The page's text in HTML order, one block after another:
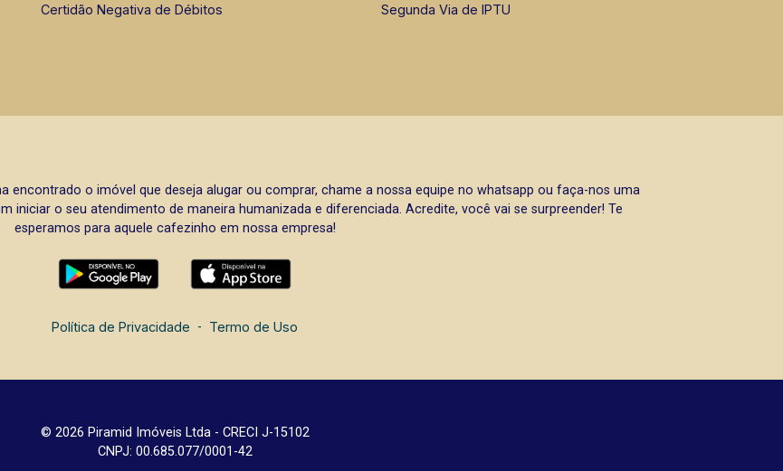
Certidão Negativa de Débitos
Segunda Via de IPTU
encontrado o imóvel que deseja alugar ou comprar, chame a nossa equipe no whatsapp ou faça-nos uma
iniciar o seu atendimento de maneira humanizada e diferenciada. Acredite, você vai se surpreender! Te
esperamos para aquele cafezinho em nossa empresa!
Política de Privacidade - Termo de Uso
© 2026 Piramid Imóveis Ltda - CRECI J-15102
CNPJ: 00.685.077/0001-42